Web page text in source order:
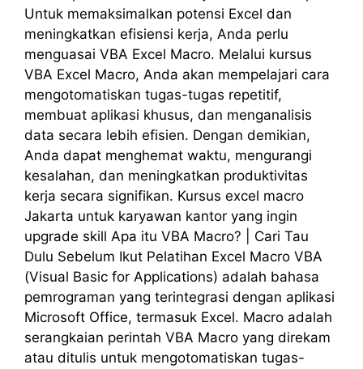
Untuk memaksimalkan potensi Excel dan
meningkatkan efisiensi kerja, Anda perlu
menguasai VBA Excel Macro. Melalui kursus
VBA Excel Macro, Anda akan mempelajari cara
mengotomatiskan tugas-tugas repetitif,
membuat aplikasi khusus, dan menganalisis
data secara lebih efisien. Dengan demikian,
Anda dapat menghemat waktu, mengurangi
kesalahan, dan meningkatkan produktivitas
kerja secara signifikan. Kursus excel macro
Jakarta untuk karyawan kantor yang ingin
upgrade skill Apa itu VBA Macro? | Cari Tau
Dulu Sebelum Ikut Pelatihan Excel Macro VBA
(Visual Basic for Applications) adalah bahasa
pemrograman yang terintegrasi dengan aplikasi
Microsoft Office, termasuk Excel. Macro adalah
serangkaian perintah VBA Macro yang direkam
atau ditulis untuk mengotomatiskan tugas-